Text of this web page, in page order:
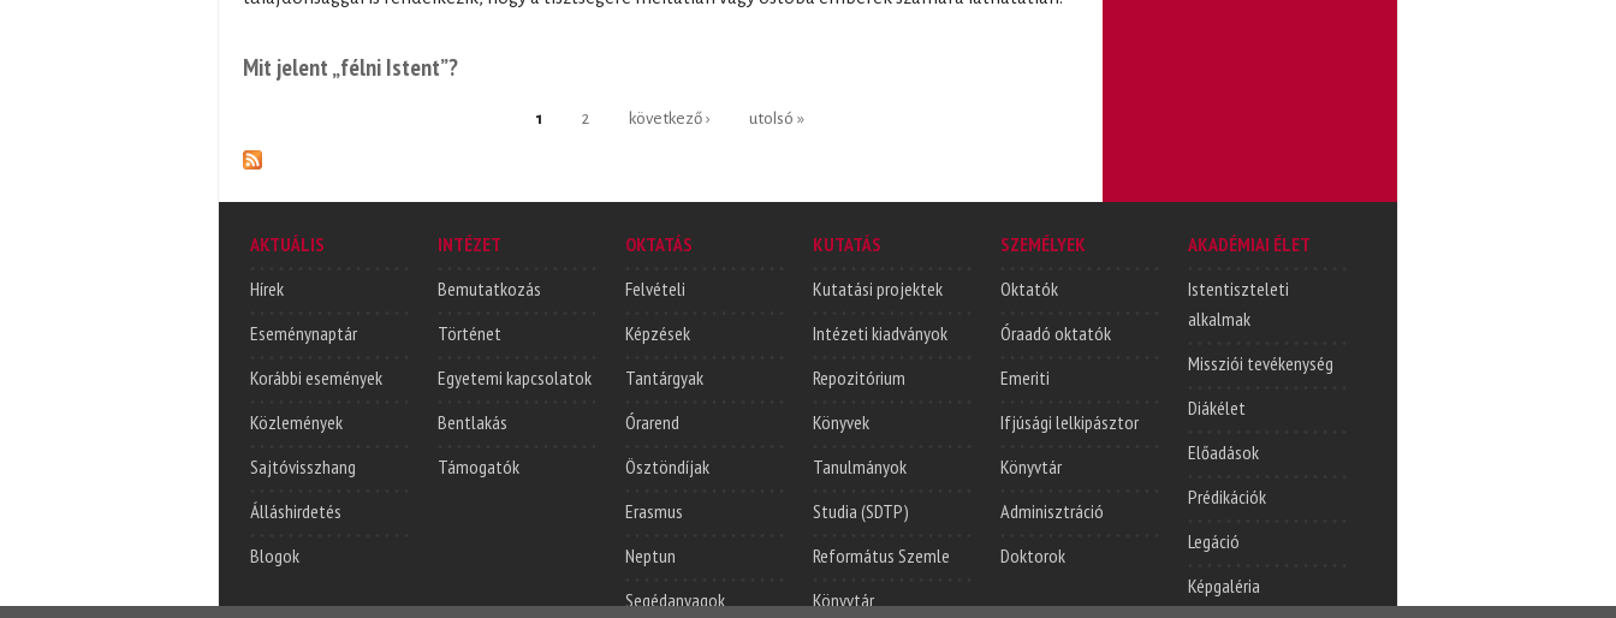
Mit jelent „félni Istent”?
1 2 következő › utolsó »
AKTUÁLIS
Hírek
Eseménynaptár
Korábbi események
Közlemények
Sajtóvisszhang
Álláshirdetés
Blogok
INTÉZET
Bemutatkozás
Történet
Egyetemi kapcsolatok
Bentlakás
Támogatók
OKTATÁS
Felvételi
Képzések
Tantárgyak
Órarend
Ösztöndíjak
Erasmus
Neptun
Segédanyagok
KUTATÁS
Kutatási projektek
Intézeti kiadványok
Repozitórium
Könyvek
Tanulmányok
Studia (SDTP)
Református Szemle
Könyvtár
SZEMÉLYEK
Oktatók
Óraadó oktatók
Emeriti
Ifjúsági lelkipásztor
Könyvtár
Adminisztráció
Doktorok
AKADÉMIAI ÉLET
Istentiszteleti
alkalmak
Missziói tevékenység
Diákélet
Előadások
Prédikációk
Legáció
Képgaléria